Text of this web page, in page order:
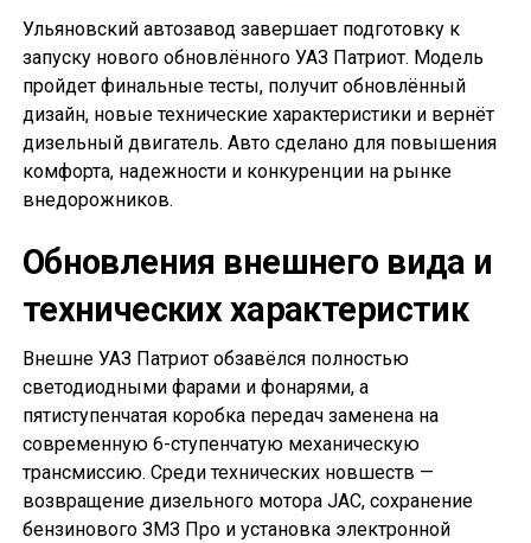
Ульяновский автозавод завершает подготовку к
запуску нового обновлённого УАЗ Патриот. Модель
пройдет финальные тесты, получит обновлённый
дизайн, новые технические характеристики и вернёт
дизельный двигатель. Авто сделано для повышения
комфорта, надежности и конкуренции на рынке
внедорожников.
Обновления внешнего вида и
технических характеристик
Внешне УАЗ Патриот обзавёлся полностью
светодиодными фарами и фонарями, а
пятиступенчатая коробка передач заменена на
современную 6-ступенчатую механическую
трансмиссию. Среди технических новшеств —
возвращение дизельного мотора JAC, сохранение
бензинового ЗМЗ Про и установка электронной